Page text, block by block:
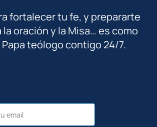
fortalecer tu fe, y prepararte
la oración y la Misa… es como
teólogo contigo 24/7.